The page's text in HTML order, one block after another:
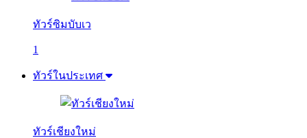
ทัวร์ซิมบับเว
1
ทัวร์ในประเทศ
ทัวร์เชียงใหม่